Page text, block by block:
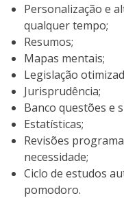
Personalização e
qualquer tempo;
Resumos;
Mapas mentais;
Legislação
Jurisprudência;
Banco questões e
Estatísticas;
Revisões
necessidade;
Ciclo de estudos
pomodoro.